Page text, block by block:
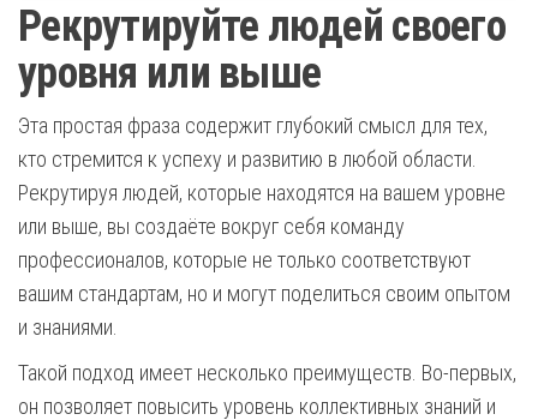
Рекрутируйте людей своего
уровня или выше
Эта простая фраза содержит глубокий смысл для тех,
кто стремится к успеху и развитию в любой области.
Рекрутируя людей, которые находятся на вашем уровне
или выше, вы создаёте вокруг себя команду
профессионалов, которые не только соответствуют
вашим стандартам, но и могут поделиться своим опытом
и знаниями.
Такой подход имеет несколько преимуществ. Во-первых,
он позволяет повысить уровень коллективных знаний и